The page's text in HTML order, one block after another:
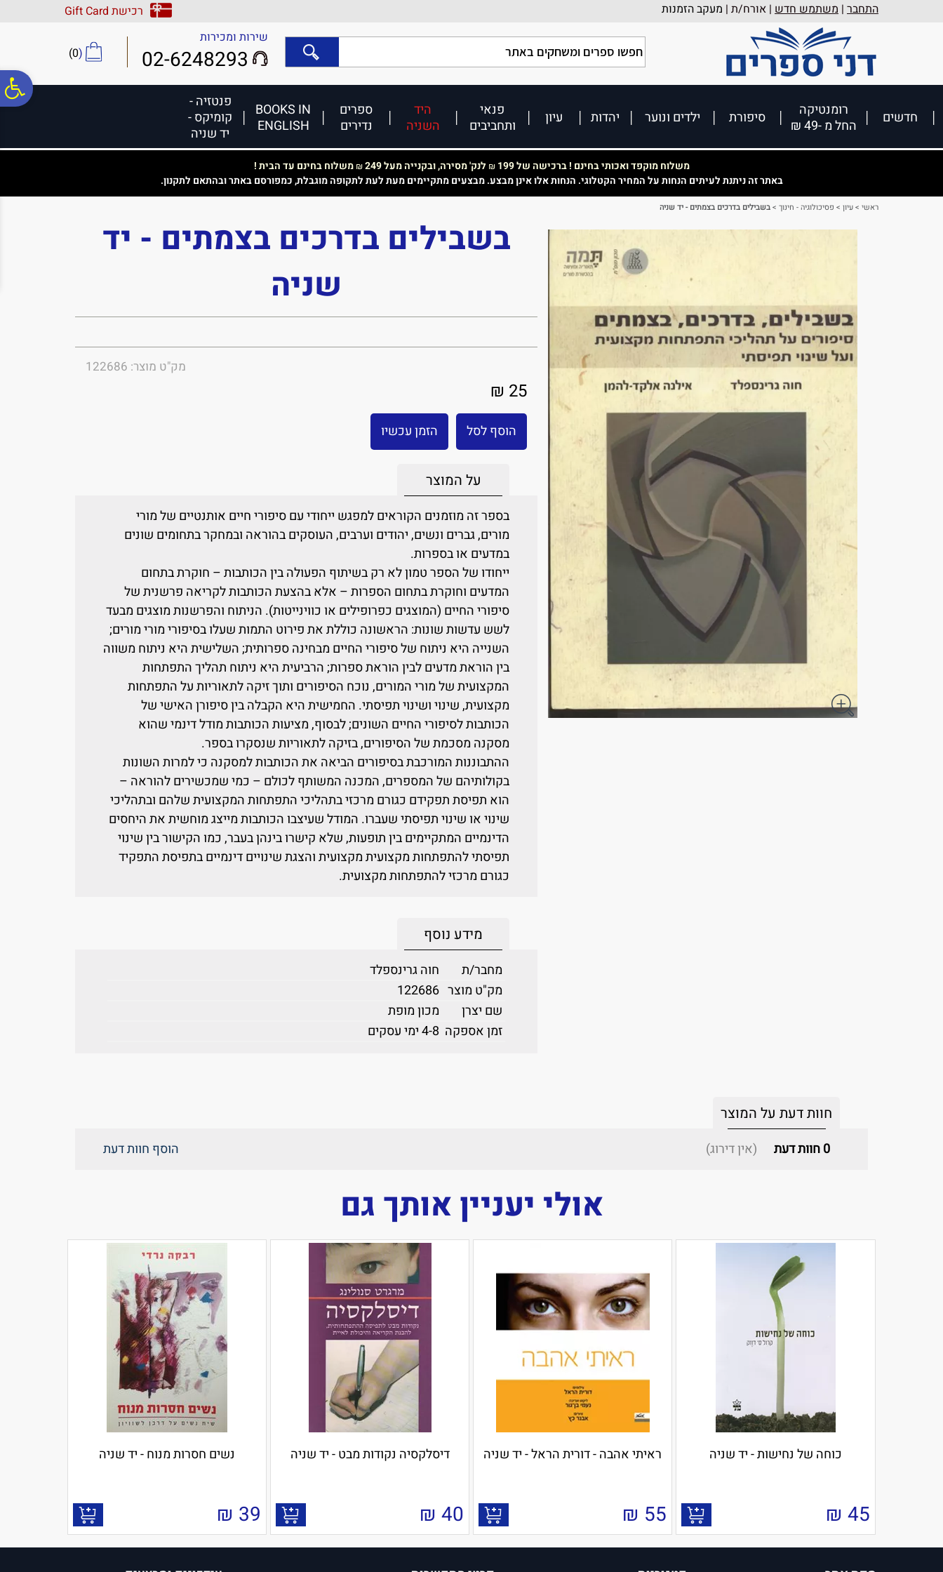
נגישות
אתר
המרכזי
התחבר | משתמש חדש | אורח/ת | מעקב הזמנות
רכישת Gift Card
שירות ומכירות
02-6248293
(
0
)
חדשים
רומנטיקה
החל מ -49 ₪
סיפורת ילדים ונוער יהדות עיון
פנאי
ותחביבים
היד
השניה
ספרים
נדירים
BOOKS IN
ENGLISH
פנטזיה -
קומיקס -
יד שניה
משלוח מוקפד ואכותי בחינם ! ברכישה של 199 ₪ לנק' מסירה, ובקנייה מעל 249 ₪משלוח בחינם עד הבית !
באתר זה ניתנת לעיתים הנחות על המחיר הקטלוגי. הנחות אלו אינן מבצע. מבצעים מתקיימים מעת לעת לתקופה מוגבלת, כמפורסם באתר ובהתאם לתקנון.
ראשי >עיון > פסיכולוגיה - חינוך >בשבילים בדרכים בצמתים - יד שניה
בשבילים בדרכים בצמתים - יד
שניה
מק"ט מוצר: 122686
25 ₪
הוסף לסל הזמן עכשיו
על המוצר
בספר זה מוזמנים הקוראים למפגש ייחודי עם סיפורי חיים אותנטיים של מורי
מורים, גברים ונשים, יהודים וערבים, העוסקים בהוראה ובמחקר בתחומים שונים
במדעים או בספרות.
ייחודו של הספר טמון לא רק בשיתוף הפעולה בין הכותבות – חוקרת בתחום
המדעים וחוקרת בתחום הספרות – אלא בהצעת הכותבות לקריאה פרשנית של
סיפורי החיים (המוצגים כפרופילים או כווינייטות). הניתוח והפרשנות מוצגים מבעד
לשש עדשות שונות: הראשונה כוללת את פירוט התמות שעלו בסיפורי מורי מורים;
השנייה היא ניתוח של סיפורי החיים מבחינה ספרותית; השלישית היא ניתוח משווה
בין הוראת מדעים לבין הוראת ספרות; הרביעית היא ניתוח תהליך התפתחות
המקצועית של מורי המורים, נוכח הסיפורים ותוך זיקה לתאוריות על התפתחות
מקצועית, שינוי ושינוי תפיסתי. החמישית היא הקבלה בין סיפורן האישי של
הכותבות לסיפורי החיים השונים; לבסוף, מציעות הכותבות מודל דינמי שהוא
מסקנה מסכמת של הסיפורים, בזיקה לתאוריות שנסקרו בספר.
ההתבוננות המורכבת בסיפורים הביאה את הכותבות למסקנה כי למרות השונות
בקולותיהם של המספרים, המכנה המשותף לכולם – כמי שמכשירים להוראה –
הוא תפיסת תפקידם כגורם מרכזי בתהליכי התפתחות המקצועית שלהם ובתהליכי
שינוי או שינוי תפיסתי שעברו. המודל שעיצבו הכותבות מייצג מוחשית את היחסים
הדינמיים המתקיימים בין תופעות, שלא קישרו בינהן בעבר, כמו הקישור בין שינוי
תפיסתי להתפתחות מקצועית מקצועית והצגת שינויים דינמיים בתפיסת התפקיד
כגורם מרכזי להתפתחות מקצועית.
מידע נוסף
מחבר/ת
חוה גרינספלד
מק"ט מוצר 122686
שם יצרן
מכון מופת
זמן אספקה 4-8 ימי עסקים
חוות דעת על המוצר
0חוות דעת (אין דירוג) הוסף חוות דעת
אולי יעניין אותך גם
כוחה של נחישות - יד שניה
45
₪
ראיתי אהבה - דורית הראל - יד שניה
55
₪
דיסלקסיה נקודות מבט - יד שניה
40
₪
נשים חסרות מנוח - יד שניה
39
₪